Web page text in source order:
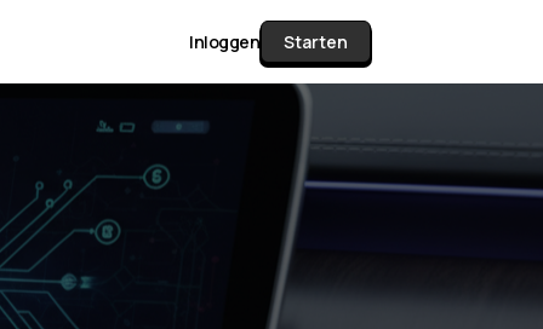
Matrix
alle pakketten en mogelijkheden
documenten verzamelen en facturen
Inloggen Starten